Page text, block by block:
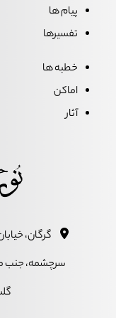
پیام ها
تفسیرها
خطبه ها
اماکن
آثار
گرگان،
سرچشمه، جنب